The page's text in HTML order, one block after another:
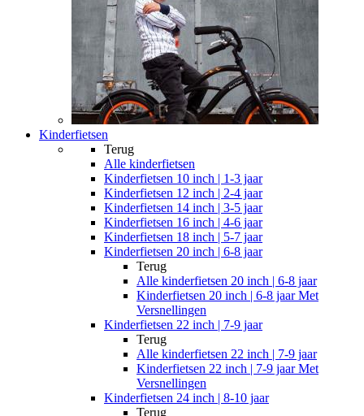
Kinderfietsen
Terug
Alle kinderfietsen
Kinderfietsen 10 inch | 1-3 jaar
Kinderfietsen 12 inch | 2-4 jaar
Kinderfietsen 14 inch | 3-5 jaar
Kinderfietsen 16 inch | 4-6 jaar
Kinderfietsen 18 inch | 5-7 jaar
Kinderfietsen 20 inch | 6-8 jaar
Terug
Alle kinderfietsen 20 inch | 6-8 jaar
Kinderfietsen 20 inch | 6-8 jaar Met
Versnellingen
Kinderfietsen 22 inch | 7-9 jaar
Terug
Alle kinderfietsen 22 inch | 7-9 jaar
Kinderfietsen 22 inch | 7-9 jaar Met
Versnellingen
Kinderfietsen 24 inch | 8-10 jaar
Terug